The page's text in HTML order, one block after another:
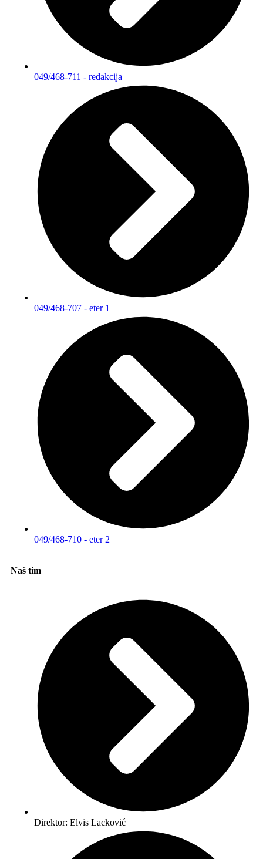
049/468-711 - redakcija
049/468-707 - eter 1
049/468-710 - eter 2
Naš tim
Direktor: Elvis Lacković